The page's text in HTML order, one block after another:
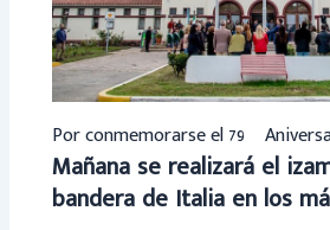
Por conmemorarse el 79º
Mañana se realizará el
bandera de Italia en los